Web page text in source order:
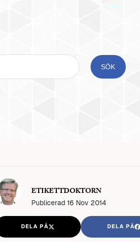
ETIKETTDOKTORN
Publicerad 16 Nov 2014
DELA PÅ DELA PÅ